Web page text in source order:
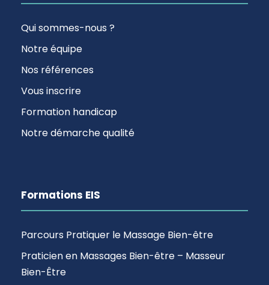
Qui sommes-nous ?
Notre équipe
Nos références
Vous inscrire
Formation handicap
Notre démarche qualité
Formations EIS
Parcours Pratiquer le Massage Bien-être
Praticien en Massages Bien-être – Masseur
Bien-Être